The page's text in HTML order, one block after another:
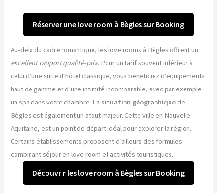
Réserver une love room à Bègles sur Booking
Au-delà du cadre romantique, les love rooms à Bègles offrent un
excellent rapport qualité-prix. Pour un tarif souvent inférieur à
celui d’une suite d’hôtel classique, vous bénéficiez d’équipements
haut de gamme et d’une intimité incomparable, avec par exemple
un spa dans votre chambre. La situation géographique de
Bègles est également un atout majeur. Cette ville en Nouvelle-
Aquitaine, est un point de départ idéal pour explorer la région.
Certains établissements proposent d’ailleurs des formules
combinant séjour en love room et activités touristiques.
Découvrir les love room à Bègles sur Booking